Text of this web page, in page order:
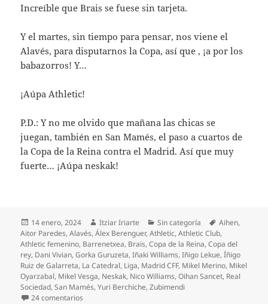
Increíble que Brais se fuese sin tarjeta.
Y el martes, sin tiempo para pensar, nos viene el
Alavés, para disputarnos la Copa, así que , ¡a por los
babazorros! Y…
¡Aúpa Athletic!
P.D.: Y no me olvido que mañana las chicas se
juegan, también en San Mamés, el paso a cuartos de
la Copa de la Reina contra el Madrid. Así que muy
fuerte… ¡Aúpa neskak!
Publicado
el
14 enero, 2024 Autor
Itziar Iriarte Categorías
Sin categoría Etiquetas
Aihen,
Aitor Paredes,Alavés,Álex Berenguer,Athletic,Athletic Club,
Athletic femenino, Barrenetxea, Brais,Copa de la Reina,Copa del
rey, Dani Vivian,Gorka Guruzeta,Iñaki Williams,Iñigo Lekue,Íñigo
Ruiz de Galarreta, La Catedral, Liga, Madrid CFF, Mikel Merino, Mikel
Oyarzabal, Mikel Vesga, Neskak, Nico Williams,Oihan Sancet, Real
Sociedad,San Mamés,Yuri Berchiche,Zubimendi
24 comentarios